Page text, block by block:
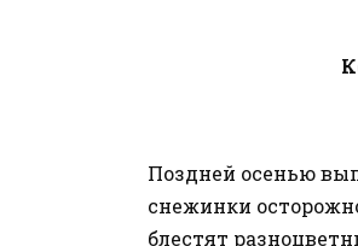
Поздней осенью
снежинки
блестят